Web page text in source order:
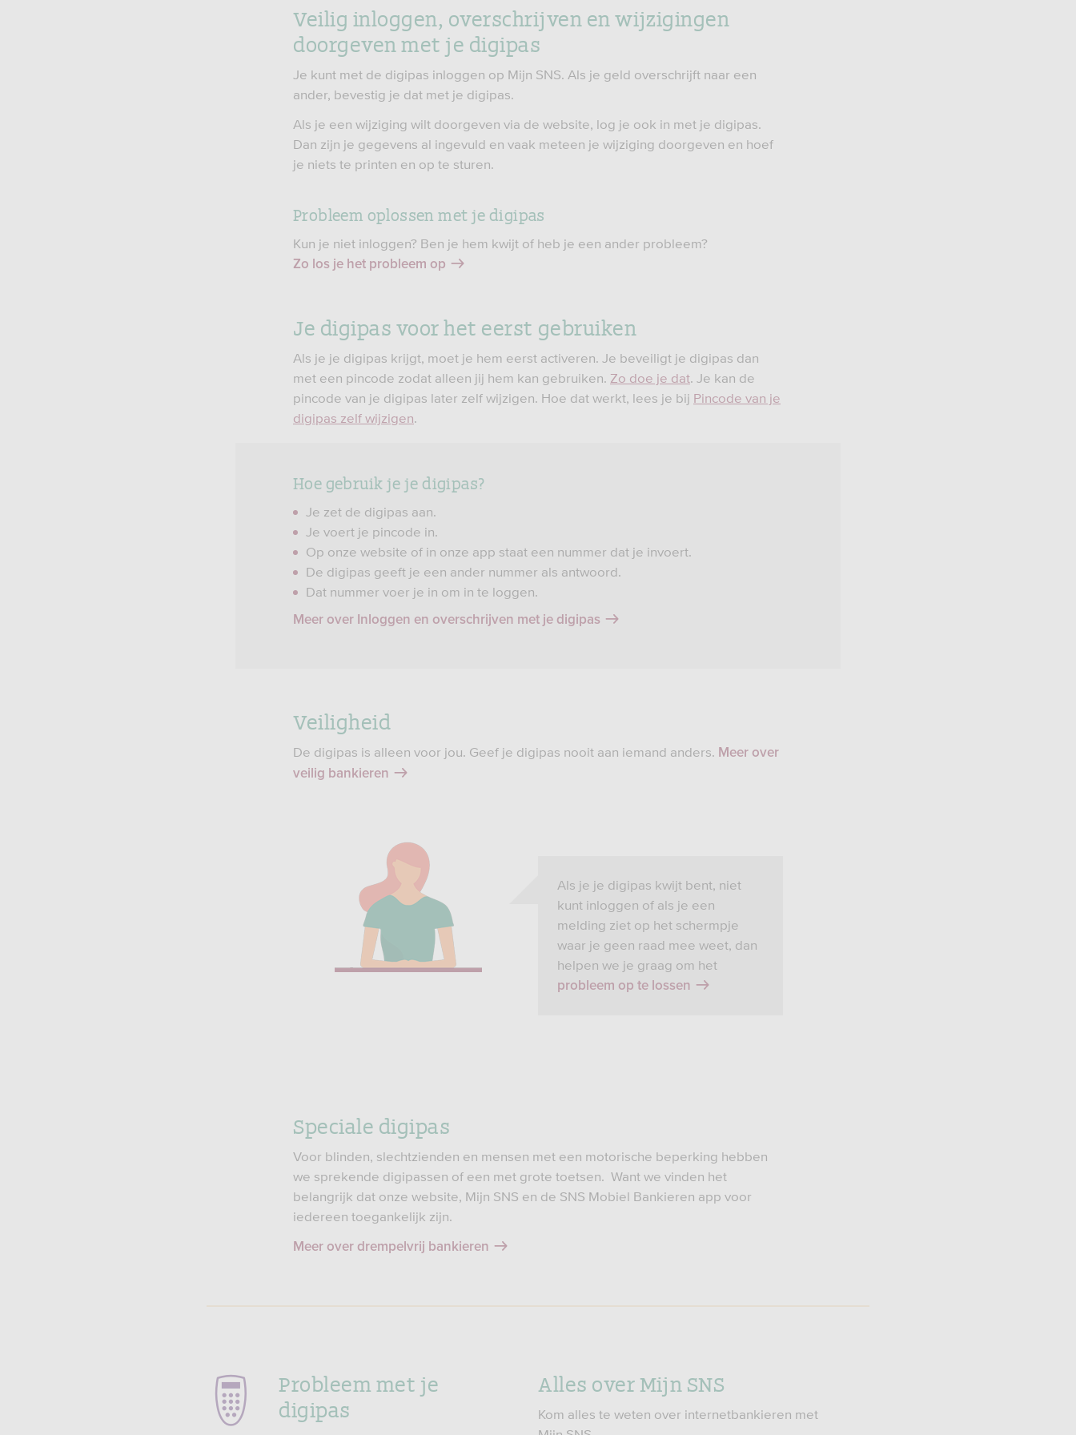
Veilig inloggen, overschrijven en wijzigingen
doorgeven met je digipas
Je kunt met de digipas inloggen op Mijn SNS. Als je geld overschrijft naar een
ander, bevestig je dat met je digipas.
Als je een wijziging wilt doorgeven via de website, log je ook in met je digipas.
Dan zijn je gegevens al ingevuld en vaak meteen je wijziging doorgeven en hoef
je niets te printen en op te sturen.
Probleem oplossen met je digipas
Kun je niet inloggen? Ben je hem kwijt of heb je een ander probleem?
Zo los je het probleem op
Je digipas voor het eerst gebruiken
Als je je digipas krijgt, moet je hem eerst activeren. Je beveiligt je digipas dan
met een pincode zodat alleen jij hem kan gebruiken. Zo doe je dat. Je kan de
pincode van je digipas later zelf wijzigen. Hoe dat werkt, lees je bij Pincode van je
digipas zelf wijzigen.
Hoe gebruik je je digipas?
Je zet de digipas aan.
Je voert je pincode in.
Op onze website of in onze app staat een nummer dat je invoert.
De digipas geeft je een ander nummer als antwoord.
Dat nummer voer je in om in te loggen.
Meer over Inloggen en overschrijven met je digipas
Veiligheid
De digipas is alleen voor jou. Geef je digipas nooit aan iemand anders. Meer over
veilig bankieren
Als je je digipas kwijt bent, niet
kunt inloggen of als je een
melding ziet op het schermpje
waar je geen raad mee weet, dan
helpen we je graag om het
probleem op te lossen
Speciale digipas
Voor blinden, slechtzienden en mensen met een motorische beperking hebben
we sprekende digipassen of een met grote toetsen. Want we vinden het
belangrijk dat onze website, Mijn SNS en de SNS Mobiel Bankieren app voor
iedereen toegankelijk zijn.
Meer over drempelvrij bankieren
Probleem met je
digipas
Alles over Mijn SNS
Kom alles te weten over internetbankieren met